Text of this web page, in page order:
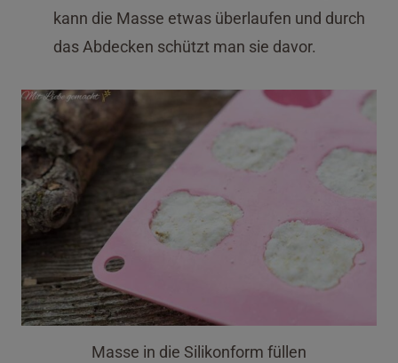
kann die Masse etwas überlaufen und durch
das Abdecken schützt man sie davor.
Masse in die Silikonform füllen